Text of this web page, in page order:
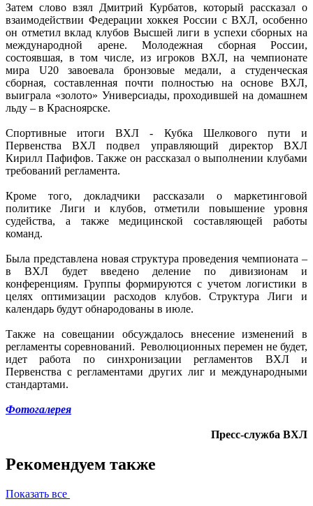
Затем слово взял Дмитрий Курбатов, который рассказал о
взаимодействии Федерации хоккея России с ВХЛ, особенно
он отметил вклад клубов Высшей лиги в успехи сборных на
международной арене. Молодежная сборная России,
состоявшая, в том числе, из игроков ВХЛ, на чемпионате
мира U20 завоевала бронзовые медали, а студенческая
сборная, составленная почти полностью на основе ВХЛ,
выиграла «золото» Универсиады, проходившей на домашнем
льду – в Красноярске.
Спортивные итоги ВХЛ - Кубка Шелкового пути и
Первенства ВХЛ подвел управляющий директор ВХЛ
Кирилл Пафифов. Также он рассказал о выполнении клубами
требований регламента.
Кроме того, докладчики рассказали о маркетинговой
политике Лиги и клубов, отметили повышение уровня
судейства, а также медицинской составляющей работы
команд.
Была представлена новая структура проведения чемпионата –
в ВХЛ будет введено деление по дивизионам и
конференциям. Группы формируются с учетом логистики в
целях оптимизации расходов клубов. Структура Лиги и
календарь будут обнародованы в июле.
Также на совещании обсуждалось внесение изменений в
регламенты соревнований. Революционных перемен не будет,
идет работа по синхронизации регламентов ВХЛ и
Первенства с регламентами других лиг и международными
стандартами.
Фотогалерея
Пресс-служба ВХЛ
Рекомендуем также
Показать все